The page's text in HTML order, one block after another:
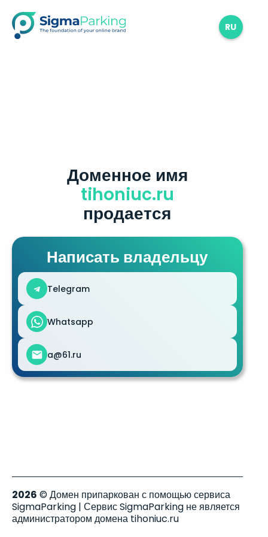
RU
Доменное имя
tihoniuc.ru
продается
Написать владельцу
Telegram
Whatsapp
a@61.ru
2026 © Домен припаркован с помощью сервиса
SigmaParking | Сервис SigmaParking не является
администратором домена tihoniuc.ru